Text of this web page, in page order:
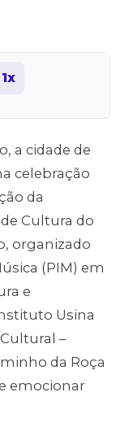
1x
a cidade de
celebração
da
Cultura do
organizado
(PIM) em
e
Usina
–
da Roça
emocionar